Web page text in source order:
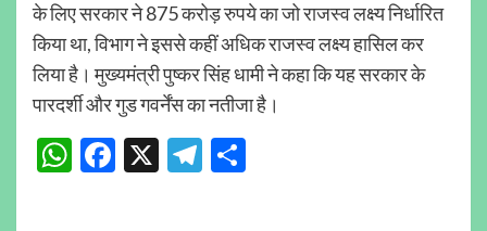
के लिए सरकार ने 875 करोड़ रुपये का जो राजस्व लक्ष्य निर्धारित
किया था, विभाग ने इससे कहीं अधिक राजस्व लक्ष्य हासिल कर
लिया है। मुख्यमंत्री पुष्कर सिंह धामी ने कहा कि यह सरकार के
पारदर्शी और गुड गवर्नेंस का नतीजा है।
WhatsApp
Facebook
X Telegram